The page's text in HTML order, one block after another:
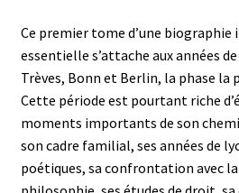
Ce premier tome d’une
essentielle s’attache aux années de
Trèves, Bonn et Berlin, la phase la
Cette période est pourtant riche
moments importants de son
son cadre familial, ses années de
poétiques, sa confrontation avec